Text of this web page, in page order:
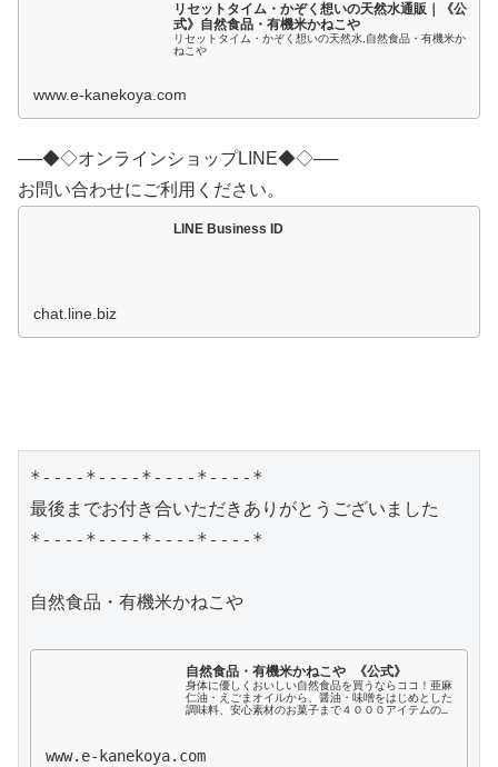
リセットタイム・かぞく想いの天然水通販｜《公
式》自然食品・有機米かねこや
リセットタイム・かぞく想いの天然水,自然食品・有機米か
ねこや
www.e-kanekoya.com
──◆◇オンラインショップLINE◆◇──
お問い合わせにご利用ください。
LINE Business ID
chat.line.biz
*----*----*----*----*
最後までお付き合いただきありがとうございました
*----*----*----*----*
自然食品・有機米かねこや
自然食品・有機米かねこや 《公式》
身体に優しくおいしい自然食品を買うならココ！亜麻
仁油・えごまオイルから、醤油・味噌をはじめとした
調味料、安心素材のお菓子まで４０００アイテムの品
www.e-kanekoya.com